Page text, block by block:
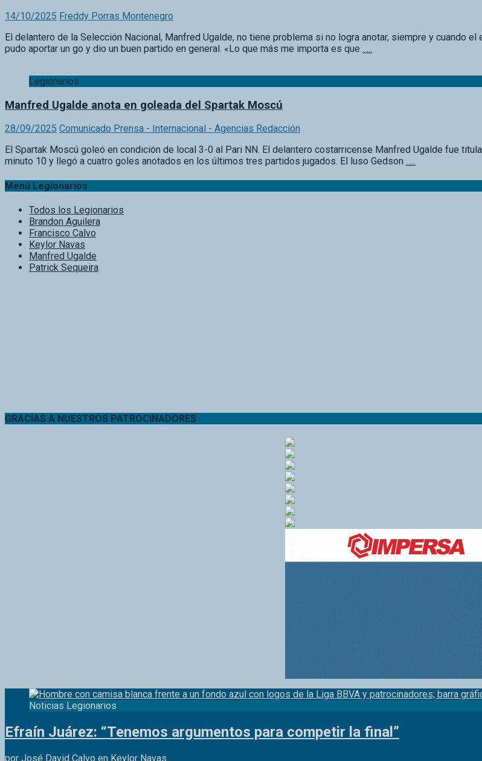
14/10/2025 Freddy Porras Montenegro
El delantero de la Selección Nacional, Manfred Ugalde, no tiene problema si no logra anotar, siempre y cuando
pudo aportar un go y dio un buen partido en general. «Lo que más me importa es que …..
Legionarios
Manfred Ugalde anota en goleada del Spartak Moscú
28/09/2025 Comunicado Prensa - Internacional - Agencias Redacción
El Spartak Moscú goleó en condición de local 3-0 al Pari NN. El delantero costarricense Manfred Ugalde fue
minuto 10 y llegó a cuatro goles anotados en los últimos tres partidos jugados. El luso Gedson …..
Menú Legionarios
Todos los Legionarios
Brandon Aguilera
Francisco Calvo
Keylor Navas
Manfred Ugalde
Patrick Sequeira
GRACIAS A NUESTROS PATROCINADORES
Noticias Legionarios
Efraín Juárez: “Tenemos argumentos para competir la final”
por José David Calvo en Keylor Navas